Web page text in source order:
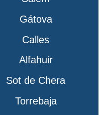
Gátova
Calles
Alfahuir
Sot de Chera
Torrebaja